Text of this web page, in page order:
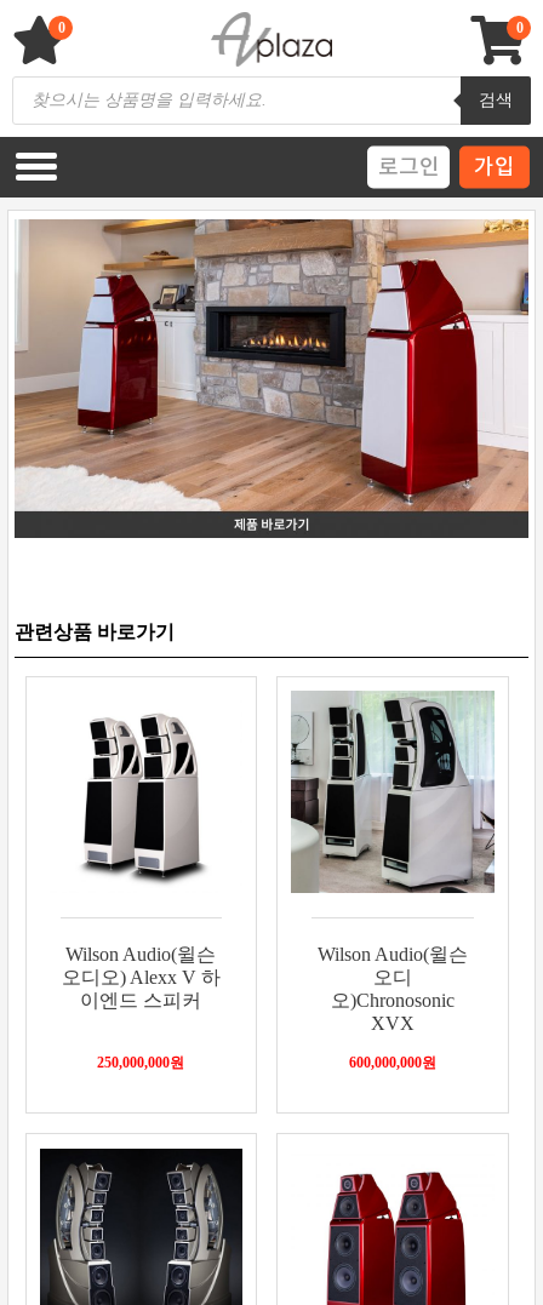
content
AV 플라자
하이파이 / 홈씨어터 전문 쇼핑몰
Products
search
검색
0
0
로그인 가입
가격흥정 온라인 상담
Wilson Audio(윌슨
오디오) Alexx V 하
이엔드 스피커
250,000,000원
Wilson Audio(윌슨
오디
오)Chronosonic
XVX
600,000,000원